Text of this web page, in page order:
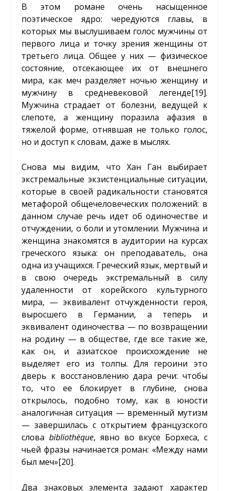
В этом романе очень насыщенное
поэтическое ядро: чередуются главы, в
которых мы выслушиваем голос мужчины от
первого лица и точку зрения женщины от
третьего лица. Общее у них — физическое
состояние, отсекающее их от внешнего
мира, как меч разделяет ночью женщину и
мужчину в средневековой легенде[19].
Мужчина страдает от болезни, ведущей к
слепоте, а женщину поразила афазия в
тяжелой форме, отнявшая не только голос,
но и доступ к словам, даже в мыслях.
Снова мы видим, что Хан Ган выбирает
экстремальные экзистенциальные ситуации,
которые в своей радикальности становятся
метафорой общечеловеческих положений: в
данном случае речь идет об одиночестве и
отчуждении, о боли и утомлении. Мужчина и
женщина знакомятся в аудитории на курсах
греческого языка: он преподаватель, она
одна из учащихся. Греческий язык, мертвый и
в свою очередь экстремальный в силу
удаленности от корейского культурного
мира, — эквивалент отчужденности героя,
выросшего в Германии, а теперь и
эквивалент одиночества — по возвращении
на родину — в обществе, где все такие же,
как он, и азиатское происхождение не
выделяет его из толпы. Для героини это
дверь к восстановлению дара речи: чтобы
то, что ее блокирует в глубине, снова
открылось, подобно тому, как в юности
аналогичная ситуация — временный мутизм
— завершилась с открытием французского
словаbibliothèque, явно во вкусе Борхеса, с
чьей фразы начинается роман: «Между нами
был меч»[20].
Два знаковых элемента задают характер